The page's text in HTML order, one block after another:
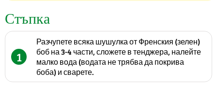
Стъпка
1
Разчупете всяка шушулка от Френския (зелен)
боб на 3-4 части, сложете в тенджера, налейте
малко вода (водата не трябва да покрива
боба) и сварете.